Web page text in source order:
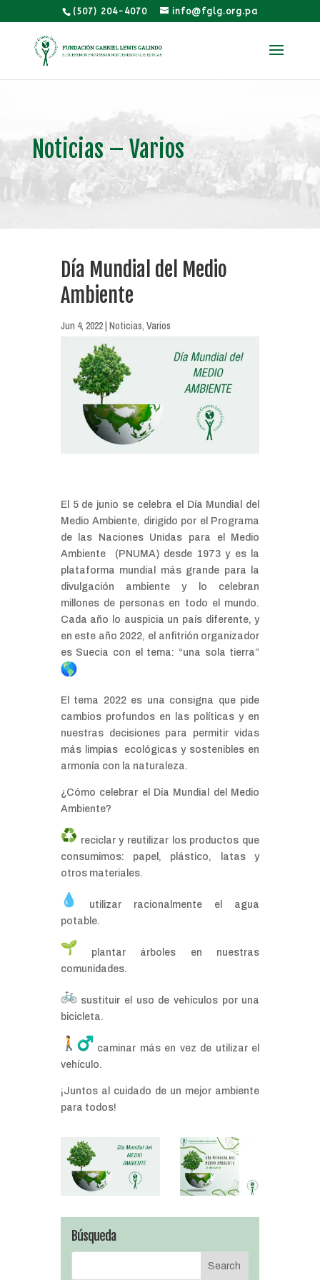
(507) 204-4070 info@fglg.org.pa
Noticias – Varios
Día Mundial del Medio
Ambiente
Jun 4, 2022| Noticias, Varios
El 5 de junio se celebra el Día Mundial del
Medio Ambiente, dirigido por el Programa
de las Naciones Unidas para el Medio
Ambiente (PNUMA) desde 1973 y es la
plataforma mundial más grande para la
divulgación ambiente y lo celebran
millones de personas en todo el mundo.
Cada año lo auspicia un país diferente, y
en este año 2022, el anfitrión organizador
es Suecia con el tema: “una sola tierra”
El tema 2022 es una consigna que pide
cambios profundos en las políticas y en
nuestras decisiones para permitir vidas
más limpias ecológicas y sostenibles en
armonía con la naturaleza.
¿Cómo celebrar el Día Mundial del Medio
Ambiente?
️ reciclar y reutilizar los productos que
consumimos: papel, plástico, latas y
otros materiales.
utilizar racionalmente el agua
potable.
plantar árboles en nuestras
comunidades.
sustituir el uso de vehículos por una
bicicleta.
️ caminar más en vez de utilizar el
vehículo.
¡Juntos al cuidado de un mejor ambiente
para todos!
Búsqueda